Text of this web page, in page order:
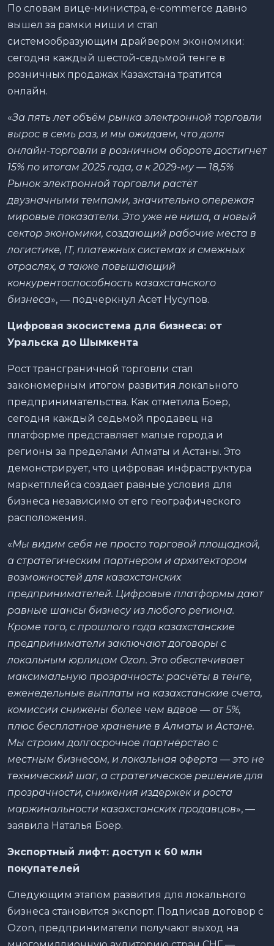
По словам вице-министра, e-commerce давно
вышел за рамки ниши и стал
системообразующим драйвером экономики:
сегодня каждый шестой-седьмой тенге в
розничных продажах Казахстана тратится
онлайн.
«За пять лет объём рынка электронной торговли
вырос в семь раз, и мы ожидаем, что доля
онлайн-торговли в розничном обороте достигнет
15% по итогам 2025 года, а к 2029-му — 18,5%
Рынок электронной торговли растёт
двузначными темпами, значительно опережая
мировые показатели. Это уже не ниша, а новый
сектор экономики, создающий рабочие места в
логистике, IT, платежных системах и смежных
отраслях, а также повышающий
конкурентоспособность казахстанского
бизнеса», — подчеркнул Асет Нусупов.
Цифровая экосистема для бизнеса: от
Уральска до Шымкента
Рост трансграничной торговли стал
закономерным итогом развития локального
предпринимательства. Как отметила Боер,
сегодня каждый седьмой продавец на
платформе представляет малые города и
регионы за пределами Алматы и Астаны. Это
демонстрирует, что цифровая инфраструктура
маркетплейса создает равные условия для
бизнеса независимо от его географического
расположения.
«Мы видим себя не просто торговой площадкой,
а стратегическим партнером и архитектором
возможностей для казахстанских
предпринимателей. Цифровые платформы дают
равные шансы бизнесу из любого региона.
Кроме того, с прошлого года казахстанские
предприниматели заключают договоры с
локальным юрлицом Ozon. Это обеспечивает
максимальную прозрачность: расчёты в тенге,
еженедельные выплаты на казахстанские счета,
комиссии снижены более чем вдвое — от 5%,
плюс бесплатное хранение в Алматы и Астане.
Мы строим долгосрочное партнёрство с
местным бизнесом, и локальная оферта — это не
технический шаг, а стратегическое решение для
прозрачности, снижения издержек и роста
маржинальности казахстанских продавцов», —
заявила Наталья Боер.
Экспортный лифт: доступ к 60 млн
покупателей
Следующим этапом развития для локального
бизнеса становится экспорт. Подписав договор с
Ozon, предприниматели получают выход на